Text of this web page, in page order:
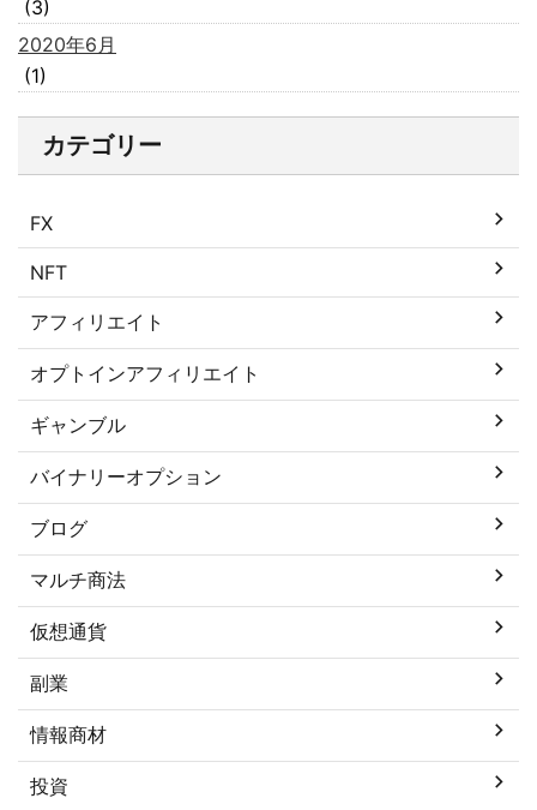
(3)
2020年6月
(1)
カテゴリー
FX
NFT
アフィリエイト
オプトインアフィリエイト
ギャンブル
バイナリーオプション
ブログ
マルチ商法
仮想通貨
副業
情報商材
投資